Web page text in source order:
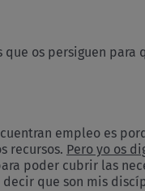
os persiguen para
empleo es
recursos. Pero yo os
poder cubrir las
que son mis